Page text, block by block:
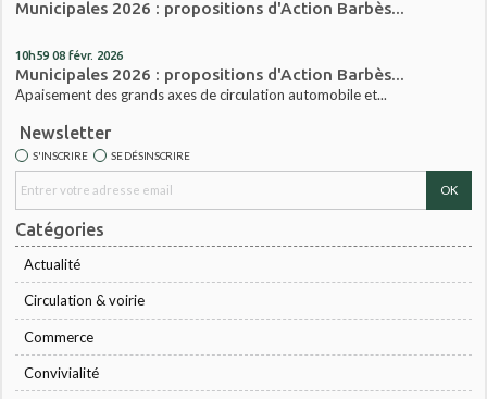
Municipales 2026 : propositions d'Action Barbès...
10h59 08 févr. 2026
Municipales 2026 : propositions d'Action Barbès...
Apaisement des grands axes de circulation automobile et...
Newsletter
S'INSCRIRE SE DÉSINSCRIRE
Catégories
Actualité
Circulation & voirie
Commerce
Convivialité